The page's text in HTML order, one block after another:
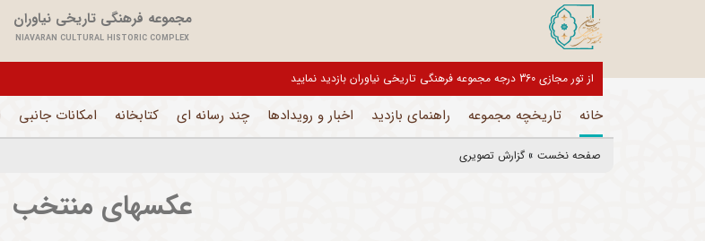
مجموعه فرهنگی تاریخی نیاوران
NIAVARAN CULTURAL HISTORIC COMPLEX
بازدیدکنندگان گرامی، موزه های این مجموعه تا اطلاع ثانوی تعطیل می باشد و فقط بخش های اداری فعال است
خانه تاریخچه مجموعه راهنمای بازدید اخبار و رویدادها چند رسانه ای کتابخانه امکانات جانبی
صفحه نخست » گزارش تصویری
عکسهای منتخب